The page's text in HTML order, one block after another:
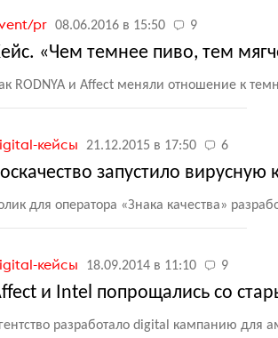
pr 08.06.2016 в 15:50 9
«Чем темнее пиво, тем
RODNYA и Affect меняли отношение к
кейсы 21.12.2015 в 17:50 6
запустило
для оператора «Знака качества»
кейсы 18.09.2014 в 11:10 9
и Intel попрощались со
разработало digital кампанию для